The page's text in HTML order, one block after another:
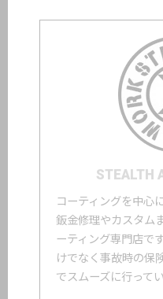
STEALTH
コーティングを中心
鈑金修理やカスタム
ーティング専門店で
けでなく事故時の保
でスムーズに行ってい